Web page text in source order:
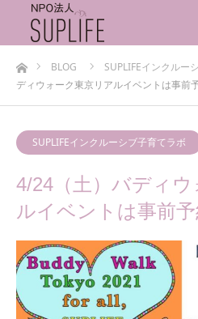
ホームBLOG SUPLIFEインクルー
ディウォーク東京リアルイベントは事前
SUPLIFEインクルーシブ子育てラボ
4/24（土）バディ
ルイベントは事前